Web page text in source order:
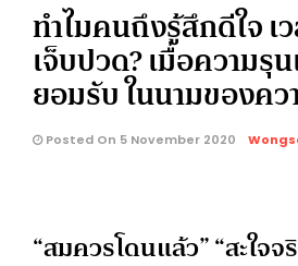
ทำไมคนถึงรู้สึกดีใจ เ
เจ็บปวด? เมื่อความรุ
ยอมรับ ในนามของค
Posted On 5 November 2020
“สมควรโดนแล้ว” “สะใจ